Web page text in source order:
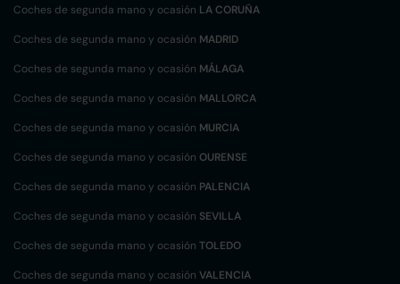
Coches de segunda mano y ocasión LA CORUÑA
Coches de segunda mano y ocasión MADRID
Coches de segunda mano y ocasión MÁLAGA
Coches de segunda mano y ocasión MALLORCA
Coches de segunda mano y ocasión MURCIA
Coches de segunda mano y ocasión OURENSE
Coches de segunda mano y ocasión PALENCIA
Coches de segunda mano y ocasión SEVILLA
Coches de segunda mano y ocasión TOLEDO
Coches de segunda mano y ocasión VALENCIA